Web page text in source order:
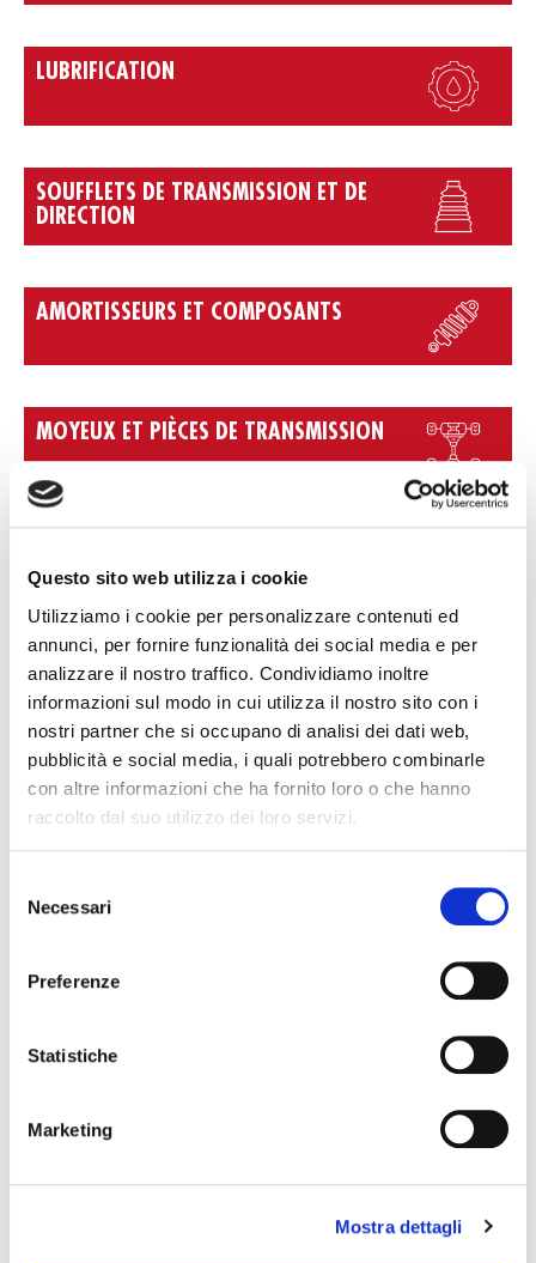
Questo sito web utilizza i cookie
Utilizziamo i cookie per personalizzare contenuti ed
annunci, per fornire funzionalità dei social media e per
analizzare il nostro traffico. Condividiamo inoltre
informazioni sul modo in cui utilizza il nostro sito con i
nostri partner che si occupano di analisi dei dati web,
pubblicità e social media, i quali potrebbero combinarle
con altre informazioni che ha fornito loro o che hanno
raccolto dal suo utilizzo dei loro servizi.
delNecessari
Preferenze
Statistiche
Marketing
Mostra dettagli
LUBRIFICATION
SOUFFLETS DE TRANSMISSION ET DE
DIRECTION
AMORTISSEURS ET COMPOSANTS
MOYEUX ET PIÈCES DE TRANSMISSION
CAPTEURS
ALIMENTATION ET ÉCHAPPEMENT
DISTRIBUTION
PÉDALES ET ACCESSOIRES